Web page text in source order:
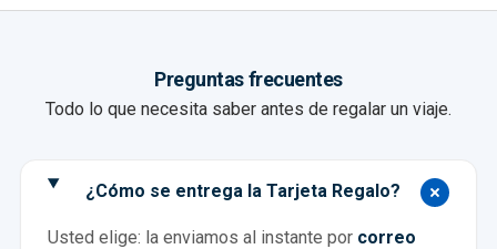
Preguntas frecuentes
Todo lo que necesita saber antes de regalar un viaje.
¿Cómo se entrega la Tarjeta Regalo?
Usted elige: la enviamos al instante por correo